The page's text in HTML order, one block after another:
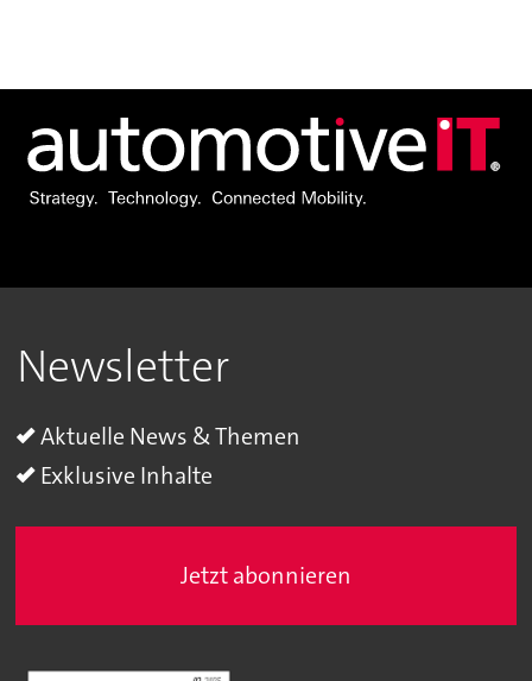
Newsletter
Aktuelle News & Themen
Exklusive Inhalte
Jetzt abonnieren